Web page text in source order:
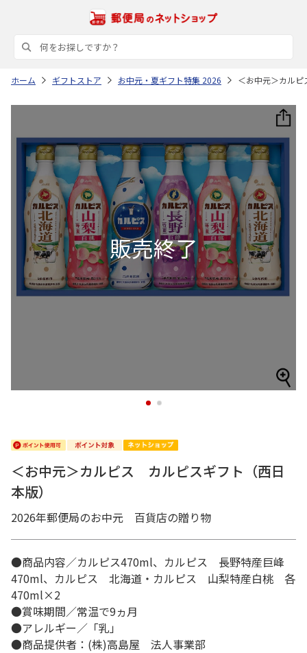
ホーム ギフトストア お中元・夏ギフト特集 2026 ＜お中元＞カル
1 2
＜お中元＞カルピス カルピスギフト（西日
本版）
2026年郵便局のお中元 百貨店の贈り物
●商品内容／カルピス470ml、カルピス 長野特産巨峰
470ml、カルピス 北海道・カルピス 山梨特産白桃 各
470ml×2
●賞味期間／常温で9ヵ月
●アレルギー／「乳」
●商品提供者：(株)高島屋 法人事業部